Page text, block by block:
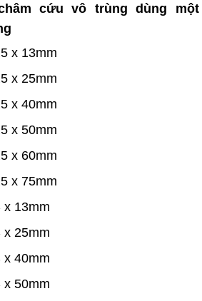
cứu vô trùng dùng một
x 13mm
x 25mm
x 40mm
x 50mm
x 60mm
x 75mm
x 13mm
x 25mm
x 40mm
x 50mm